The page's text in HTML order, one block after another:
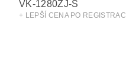
VK-1280ZJ-S
+ LEPŠÍ CENA PO REGISTRACI